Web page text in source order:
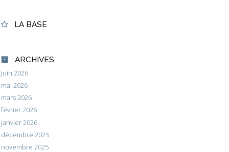
LA BASE
ARCHIVES
juin 2026
mai 2026
mars 2026
février 2026
janvier 2026
décembre 2025
novembre 2025